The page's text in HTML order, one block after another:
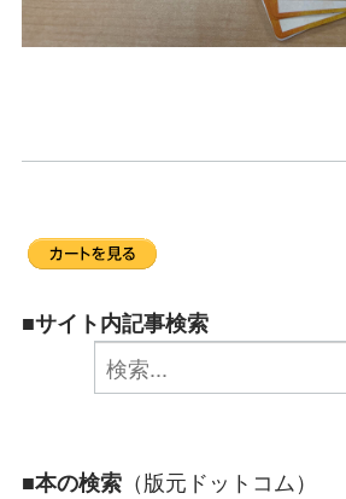
■サイト内記事検索
■本の検索 （版元ドットコム）